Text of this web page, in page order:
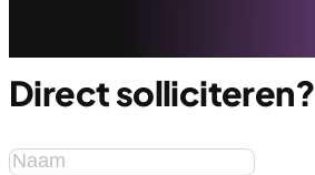
Direct solliciteren?